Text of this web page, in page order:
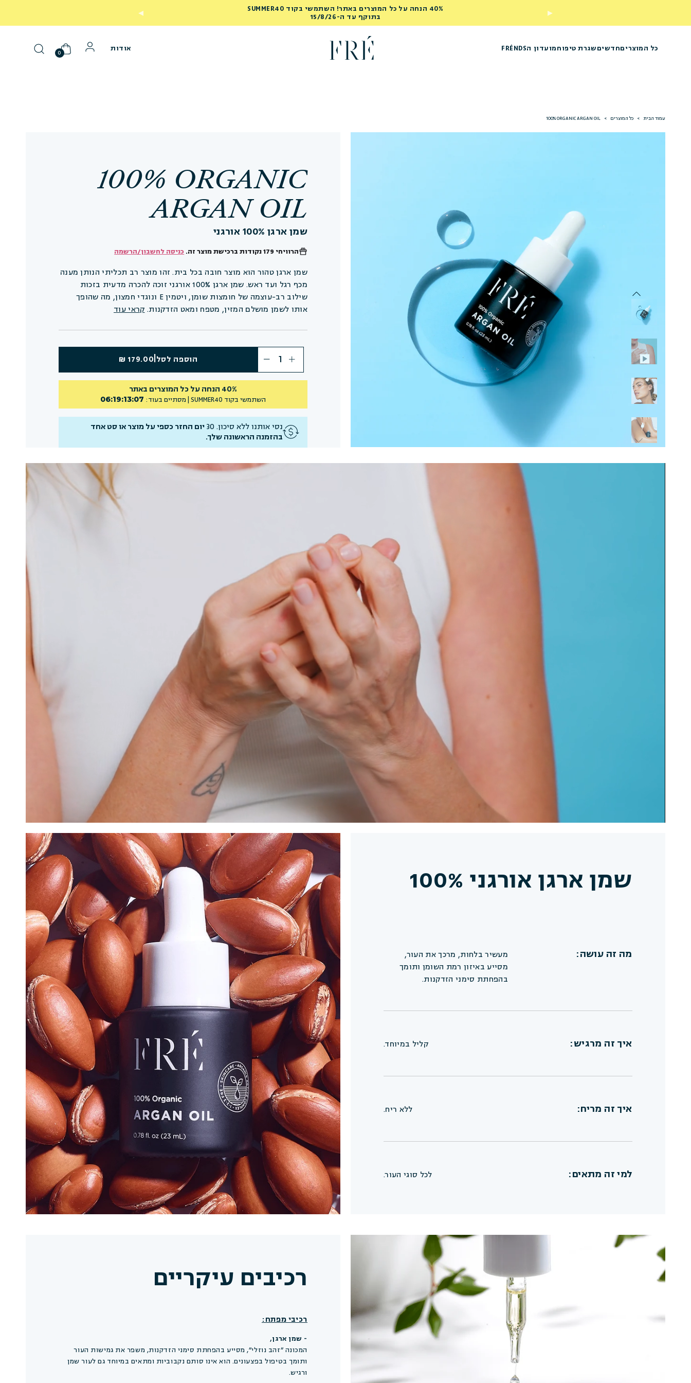
נסי אותנו ללא סיכון עם אפשרות קבלת החזר כספי עד 30 יום על המוצר הראשון שלך
כל המוצריםחדשיםשגרת טיפוחמועדון הFRÉNDS אודות 0
עמוד הבית > כל המוצרים >
100% ORGANIC ARGAN OIL
100% ORGANIC
ARGAN OIL
שמן ארגן 100% אורגני
הרוויחי 179 נקודות ברכישת מוצר זה. כניסה לחשבון/הרשמה
שמן ארגן טהור הוא מוצר חובה בכל בית. זהו מוצר רב תכליתי הנותן מענה
מכף רגל ועד ראש. שמן ארגן 100% אורגני זוכה להכרה מדעית בזכות
שילוב רב-עוצמה של חומצות שומן, ויטמין E ונוגדי חמצון, מה שהופך
אותו לשמן מושלם המזין, מטפח ומאט הזדקנות. קראי עוד
הוספה לסל 179.00 ₪
40% הנחה על כל המוצרים באתר
השתמשי בקוד SUMMER40| מסתיים בעוד: 06:19:13:06
נסי אותנו ללא סיכון. 30
יום החזר כספי על מוצר או סט אחד
בהזמנה הראשונה שלך.
לקוחות אחרים רכשו מוצרים אלה יחד
TREAT ME
סה"כ
המוצרים המסומנים יתווספו לסל הקניות
הוסיפי את הפריטים לסל
שמן ארגן אורגני 100%
מה זה עושה:
מעשיר בלחות, מרכך את העור,
מסייע באיזון רמת השומן ותומך
בהפחתת סימני הזדקנות.
איך זה מרגיש: קליל במיוחד.
איך זה מריח: ללא ריח.
למי זה מתאים: לכל סוגי העור.
טוב לדעת:
טבעוני וללא ניסויים בבעלי חיים
ללא בישום סינתטי
אורגני רכיבים עיקריים
רכיבי מפתח:
- שמן ארגן,
המכונה ״זהב נוזלי״, מסייע בהפחתת סימני הזדקנות, משפר את גמישות העור
ותומך בטיפול בפצעונים. הוא אינו סותם נקבוביות ומתאים במיוחד גם לעור שמן
ורגיש.